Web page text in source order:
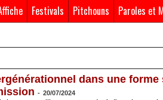
Festivals Pitchouns Paroles et
dans une
- 20/07/2024